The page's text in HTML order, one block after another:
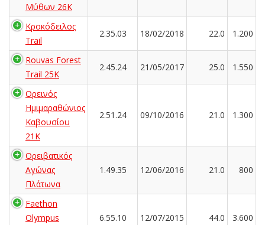
Μύθων 26Κ
Κροκόδειλος
Trail
2.35.03 18/02/2018 22.0 1.200
Rouvas Forest
Trail 25K
2.45.24 21/05/2017 25.0 1.550
Ορεινός
Ημιμαραθώνιος
Καβουσίου
21K
2.51.24 09/10/2016 21.0 1.300
Ορειβατικός
Αγώνας
Πλάτωνα
1.49.35 12/06/2016 21.0 800
Faethon
Olympus
6.55.10 12/07/2015 44.0 3.600